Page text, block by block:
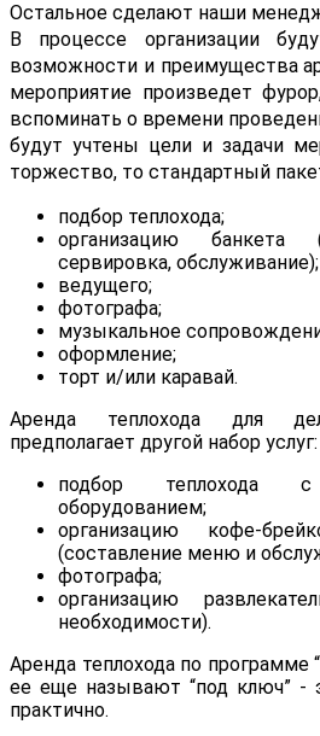
Остальное сделают наши
В процессе организации
возможности и преимущества
мероприятие произведет
вспоминать о времени
будут учтены цели и задачи
торжество, то стандартный
подбор теплохода;
организацию банкета
сервировка, обслуживание);
ведущего;
фотографа;
музыкальное
оформление;
торт и/или каравай.
Аренда теплохода для
предполагает другой набор услуг:
подбор теплохода с
оборудованием;
организацию кофе-
(составление меню и
фотографа;
организацию
необходимости).
Аренда теплохода по программе
ее еще называют “под ключ” -
практично.